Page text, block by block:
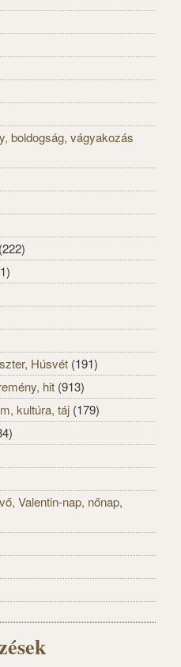
boldogság, vágyakozás
(222)
Húsvét (191)
hit (913)
kultúra, táj (179)
Valentin-nap, nőnap,